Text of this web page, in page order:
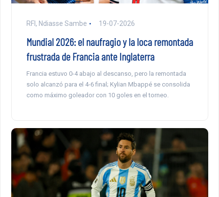
RFI, Ndiasse Sambe 19-07-2026
Mundial 2026: el naufragio y la loca remontada
frustrada de Francia ante Inglaterra
Francia estuvo 0-4 abajo al descanso, pero la remontada
solo alcanzó para el 4-6 final; Kylian Mbappé se consolida
como máximo goleador con 10 goles en el torneo.